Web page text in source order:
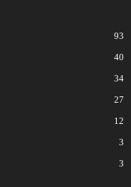
93
40
34
27
12
3
3